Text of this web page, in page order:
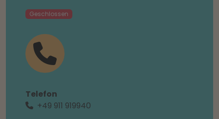
Geschlossen
Telefon
+49 911 919940